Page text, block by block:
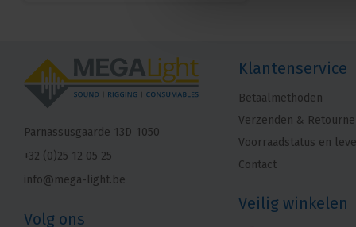
Parnassusgaarde 13D 1050
+32 (0)25 12 05 25
info@mega-light.be
Volg ons
Klantenservice
Betaalmethoden
Verzenden &
Voorraadstatus en
Contact
Veilig winkelen